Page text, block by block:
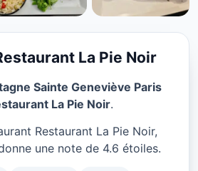
La Pie Noir à
La Pie Noir
Sainte Geneviève Paris
La Pie Noir.
Restaurant La Pie Noir,
une note de 4.6 étoiles.